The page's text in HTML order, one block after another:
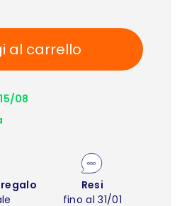
al carrello
15/08
Resi
fino al 31/01